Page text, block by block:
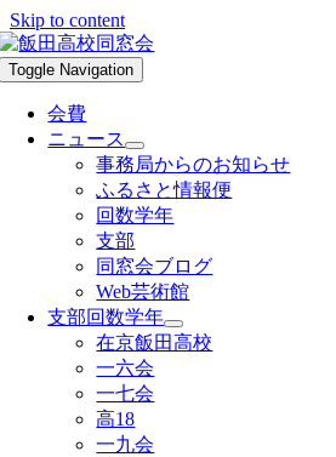
Skip to content
Toggle Navigation
会費
ニュース
事務局からのお知らせ
ふるさと情報便
回数学年
支部
同窓会ブログ
Web芸術館
支部回数学年
在京飯田高校
一六会
一七会
高18
一九会